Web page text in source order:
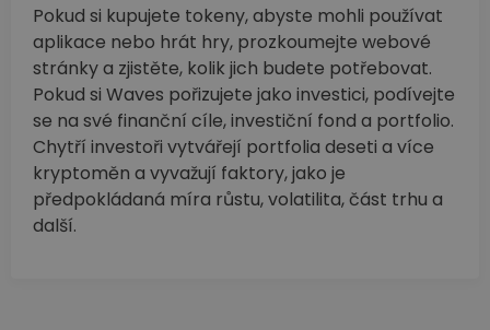
Pokud si kupujete tokeny, abyste mohli používat
aplikace nebo hrát hry, prozkoumejte webové
stránky a zjistěte, kolik jich budete potřebovat.
Pokud si Waves pořizujete jako investici, podívejte
se na své finanční cíle, investiční fond a portfolio.
Chytří investoři vytvářejí portfolia deseti a více
kryptoměn a vyvažují faktory, jako je
předpokládaná míra růstu, volatilita, část trhu a
další.